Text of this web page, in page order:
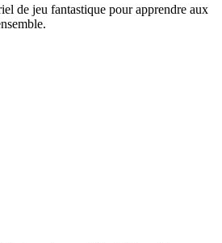
de jeu fantastique pour apprendre aux